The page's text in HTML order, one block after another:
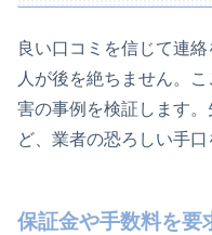
良い口コミを信じて連
人が後を絶ちません。
害の事例を検証します
ど、業者の恐ろしい手口
保証金や手数料を要